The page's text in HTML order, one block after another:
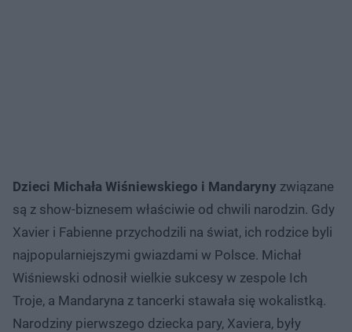
Dzieci Michała Wiśniewskiego i Mandaryny związane
są z show-biznesem właściwie od chwili narodzin. Gdy
Xavier i Fabienne przychodzili na świat, ich rodzice byli
najpopularniejszymi gwiazdami w Polsce. Michał
Wiśniewski odnosił wielkie sukcesy w zespole Ich
Troje, a Mandaryna z tancerki stawała się wokalistką.
Narodziny pierwszego dziecka pary, Xaviera, były